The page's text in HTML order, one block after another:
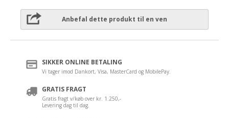
Anbefal dette produkt til en ven
SIKKER ONLINE BETALING
Vi tager imod Dankort, Visa, MasterCard og MobilePay.
GRATIS FRAGT
Gratis fragt v/køb over kr. 1.250,-
Levering dag til dag.